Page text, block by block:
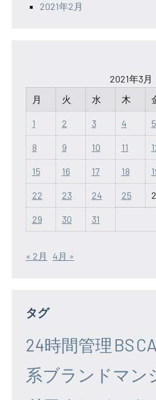
2021年2月
2021年3月
月
火 水 木
1 2 3 4 5
8 9 10 11
15 16 17 18
22 23 24 25
29 30 31
« 2月 4月 »
タグ
24時間管理 BS
系ブランドマン